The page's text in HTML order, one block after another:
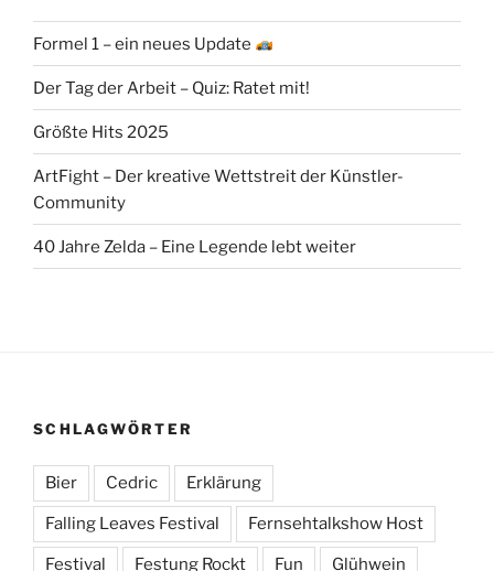
Formel 1 – ein neues Update
Der Tag der Arbeit – Quiz: Ratet mit!
Größte Hits 2025
ArtFight – Der kreative Wettstreit der Künstler-
Community
40 Jahre Zelda – Eine Legende lebt weiter
SCHLAGWÖRTER
Bier Cedric Erklärung
Falling Leaves Festival Fernsehtalkshow Host
Festival Festung Rockt Fun Glühwein